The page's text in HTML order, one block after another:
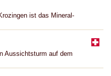
ist das Mineral-
Aussichtsturm auf dem